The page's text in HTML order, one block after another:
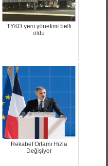
TYKD yeni yönetimi belli
oldu
Rekabet Ortamı Hızla
Değişiyor